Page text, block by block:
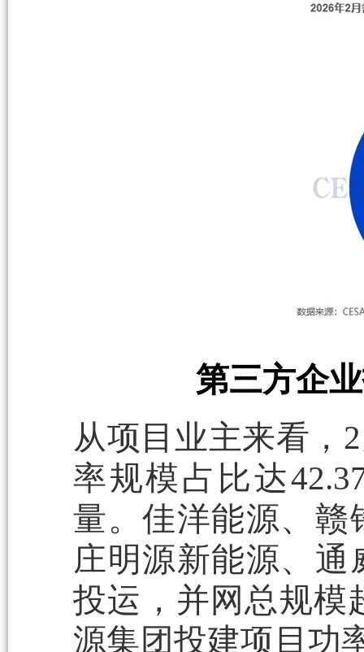
第三方企
从项目业主来看，
率规模占比达
量。佳洋能源、赣
庄明源新能源、
投运，并网总规模
源集团投建项目功